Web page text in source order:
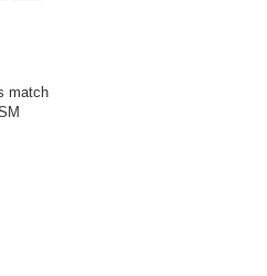
match